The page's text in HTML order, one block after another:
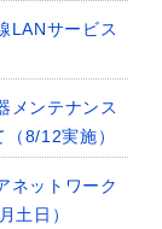
LANサービス
メンテナンス
8/12実施）
ネットワーク
土日）